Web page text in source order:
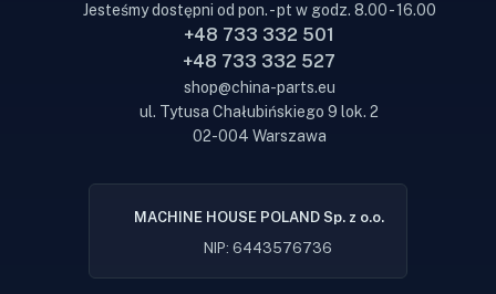
Jesteśmy dostępni od pon. - pt w godz. 8.00 - 16.00
+48 733 332 501
+48 733 332 527
shop@china-parts.eu
ul. Tytusa Chałubińskiego 9 lok. 2
02-004 Warszawa
MACHINE HOUSE POLAND Sp. z o.o.
NIP: 6443576736